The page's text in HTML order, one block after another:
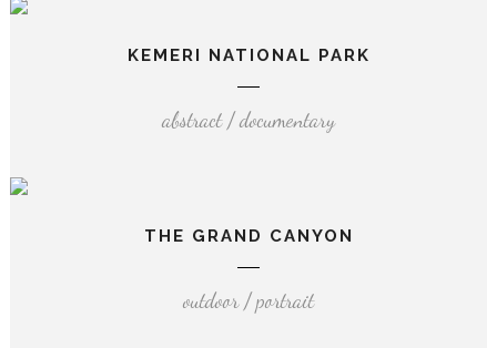
KEMERI NATIONAL PARK
abstract / documentary
THE GRAND CANYON
outdoor / portrait